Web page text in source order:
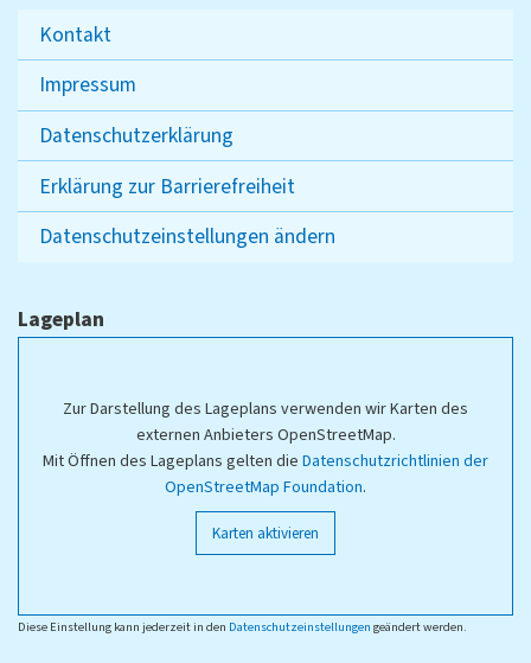
Kontakt
Impressum
Datenschutzerklärung
Erklärung zur Barrierefreiheit
Datenschutzeinstellungen ändern
Lageplan
Zur Darstellung des Lageplans verwenden wir Karten des
externen Anbieters OpenStreetMap.
Mit Öffnen des Lageplans gelten die Datenschutzrichtlinien der
OpenStreetMap Foundation.
Karten aktivieren
Diese Einstellung kann jederzeit in den Datenschutzeinstellungen geändert werden.